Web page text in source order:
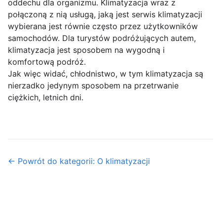
oddechu dla organizmu. Klimatyzacja wraz z
połączoną z nią usługą, jaką jest serwis klimatyzacji
wybierana jest równie często przez użytkowników
samochodów. Dla turystów podróżujących autem,
klimatyzacja jest sposobem na wygodną i
komfortową podróż.
Jak więc widać, chłodnistwo, w tym klimatyzacja są
nierzadko jedynym sposobem na przetrwanie
ciężkich, letnich dni.
← Powrót do kategorii: O klimatyzacji